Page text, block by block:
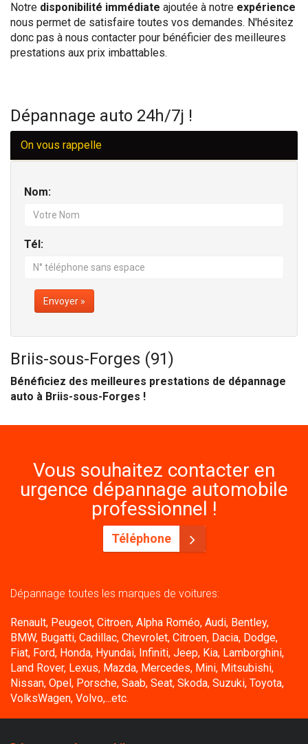
Notre disponibilité immédiate ajoutée à notre expérience
nous permet de satisfaire toutes vos demandes. N'hésitez
donc pas à nous contacter pour bénéficier des meilleures
prestations aux prix imbattables.
Dépannage auto 24h/7j !
On vous rappelle
Nom:
Tél:
Envoyer »
Briis-sous-Forges (91)
Bénéficiez des meilleures prestations de dépannage
auto à Briis-sous-Forges !
Vous souhaitez contacter en
urgence dépannage automobile
professionnel !
Téléphone
Dépannage toutes les marques de voitures:
Renault, Peugeot, Citroen, Alpha Roméo, Audi, Bentley,
BMW, Bugatti, Cadillac, Chevrolet, Citroen, Dacia, Dodge,
Fiat, Ford, Honda, Hyundai, Infiniti, Jeep, Kia, Lamborghini,
Land Rover, Lexus, Mazda, Mercedes, Mini, Mitsubishi,
Nissan, Opel, Porsche, Saab, Seat, Skoda, Suzuki, Toyota,
VolksWagen, Volvo,...etc.